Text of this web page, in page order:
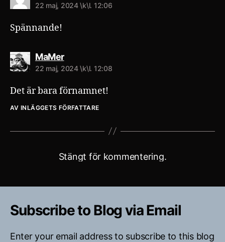
22 maj, 2024 \k\l. 12:06
Spännande!
MaMersäger:
22 maj, 2024 \k\l. 12:08
Det är bara förnamnet!
AV INLÄGGETS FÖRFATTARE
Stängt för kommentering.
Subscribe to Blog via Email
Enter your email address to subscribe to this blog